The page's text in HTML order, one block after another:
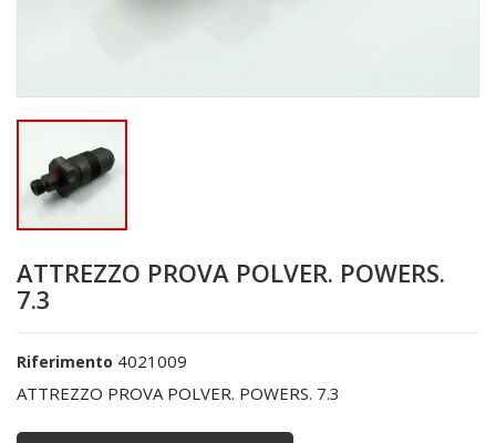
ATTREZZO PROVA POLVER. POWERS.
7.3
Riferimento 4021009
ATTREZZO PROVA POLVER. POWERS. 7.3